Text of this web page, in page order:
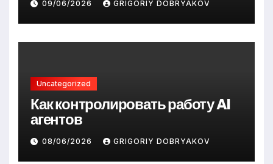
09/06/2026 GRIGORIY DOBRYAKOV
Uncategorized
Как контролировать работу AI
агентов
08/06/2026 GRIGORIY DOBRYAKOV